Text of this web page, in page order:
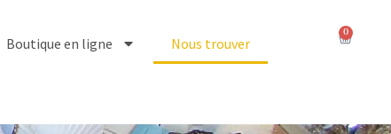
Boutique en ligne Nous trouver
0